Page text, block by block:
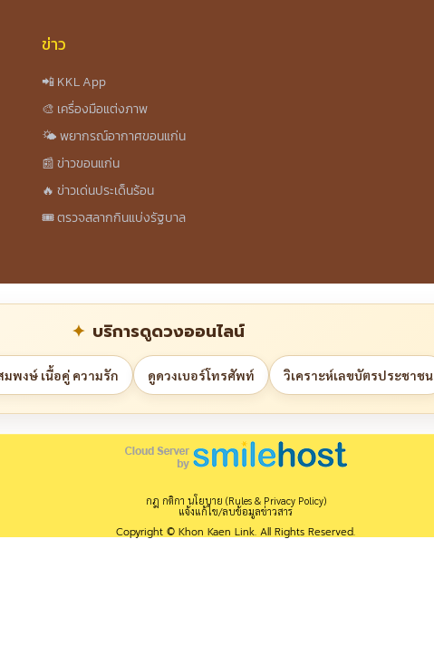
ข่าว
📲 KKL App
🎨 เครื่องมือแต่งภาพ
🌤️ พยากรณ์อากาศขอนแก่น
📰 ข่าวขอนแก่น
🔥 ข่าวเด่นประเด็นร้อน
🎟️ ตรวจสลากกินแบ่งรัฐบาล
บริการดูดวงออนไลน์
มพงษ์ เนื้อคู่ ความรัก ดูดวงเบอร์โทรศัพท์ วิเคราะห์เลขบัตรประชาชน
กฎ กติกา นโยบาย (Rules & Privacy Policy)
แจ้งแก้ไข/ลบข้อมูลข่าวสาร
Copyright © Khon Kaen Link. All Rights Reserved.